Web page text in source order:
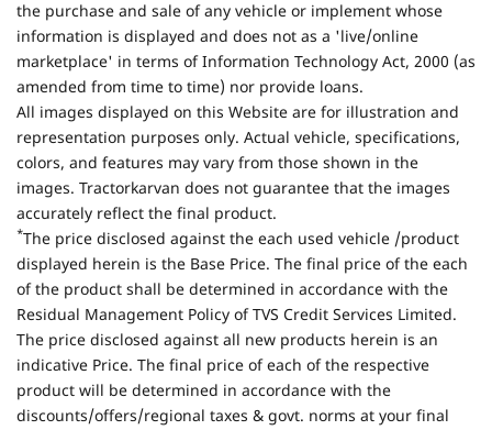
the purchase and sale of any vehicle or implement whose
information is displayed and does not as a 'live/online
marketplace' in terms of Information Technology Act, 2000 (as
amended from time to time) nor provide loans.
All images displayed on this Website are for illustration and
representation purposes only. Actual vehicle, specifications,
colors, and features may vary from those shown in the
images. Tractorkarvan does not guarantee that the images
accurately reflect the final product.
*The price disclosed against the each used vehicle /product
displayed herein is the Base Price. The final price of the each
of the product shall be determined in accordance with the
Residual Management Policy of TVS Credit Services Limited.
The price disclosed against all new products herein is an
indicative Price. The final price of each of the respective
product will be determined in accordance with the
discounts/offers/regional taxes & govt. norms at your final